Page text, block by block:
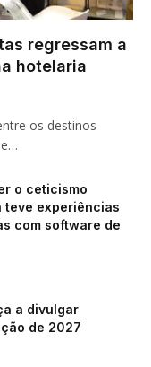
regressam a
hotelaria
os destinos
o ceticismo
teve experiências
com software de
a divulgar
de 2027